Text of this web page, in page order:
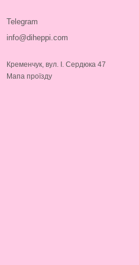
Telegram
info@diheppi.com
Кременчук, вул. І. Сердюка 47
Мапа проїзду